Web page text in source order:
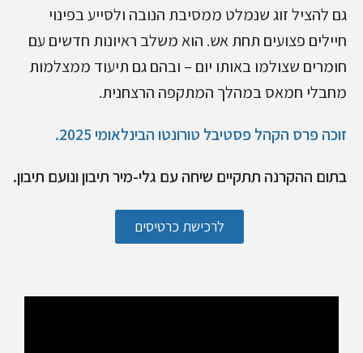
גם להציל זוג שנמלט ממסיבת הנובה ולסייע בפינוי
חיילים פצועים תחת אש. הוא משלב ראיונות חדשים עם
חומרים שצולמו באותו יום – ובהם גם תיעוד ממצלמות
מחבלי חמאס במהלך המתקפה הרצחנית.
זוכה פרס הקהל פסטיבל טורונטו הבינלאומי 2025.
בתום ההקרנה תתקיים שיחה עם גלי-מיר תיבון ונועם תיבון.
לרכישת כרטיסים